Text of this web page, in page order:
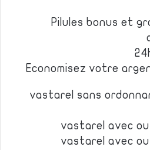
Pilules bonus et
Economisez votre
vastarel sans
vastarel avec
vastarel avec